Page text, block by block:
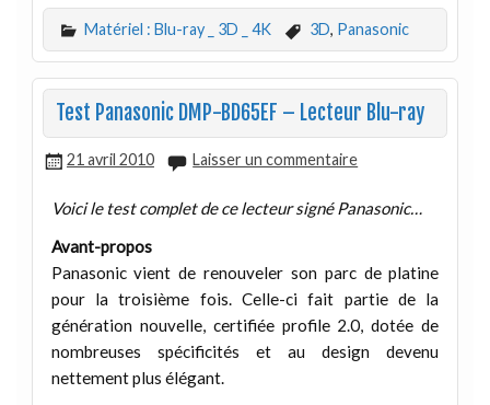
Matériel : Blu-ray _ 3D _ 4K 3D, Panasonic
Test Panasonic DMP-BD65EF – Lecteur Blu-ray
21 avril 2010 Laisser un commentaire
Voici le test complet de ce lecteur signé Panasonic…
Avant-propos
Panasonic vient de renouveler son parc de platine
pour la troisième fois. Celle-ci fait partie de la
génération nouvelle, certifiée profile 2.0, dotée de
nombreuses spécificités et au design devenu
nettement plus élégant.